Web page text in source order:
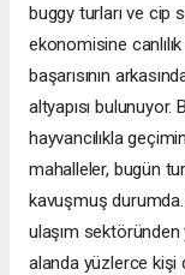
buggy turları ve cip
ekonomisine
başarısının
altyapısı bulunuyor.
hayvancılıkla
mahalleler, bugün
kavuşmuş
ulaşım
alanda yüzlerce kişi